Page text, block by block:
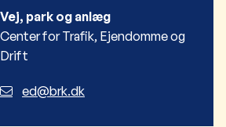
Vej, park og anlæg
Center for Trafik, Ejendomme og
Drift
ed@brk.dk